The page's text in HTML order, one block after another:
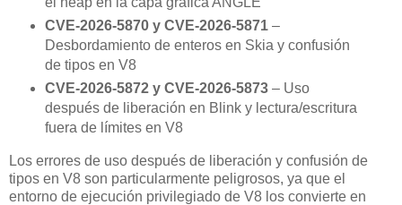
CVE-2026-5870 y CVE-2026-5871–
Desbordamiento de enteros en Skia y confusión
de tipos en V8
CVE-2026-5872 y CVE-2026-5873– Uso
después de liberación en Blink y lectura/escritura
fuera de límites en V8
Los errores de uso después de liberación y confusión de
tipos en V8 son particularmente peligrosos, ya que el
entorno de ejecución privilegiado de V8 los convierte en